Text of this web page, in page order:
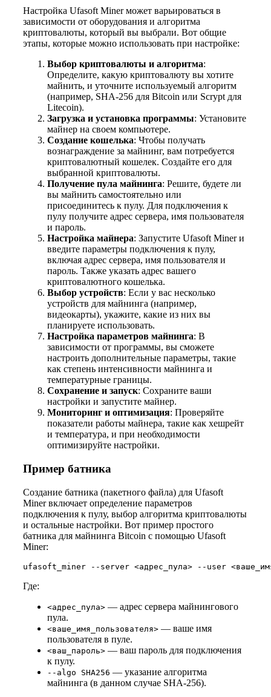
Настройка Ufasoft Miner может варьироваться в
зависимости от оборудования и алгоритма
криптовалюты, который вы выбрали. Вот общие
этапы, которые можно использовать при настройке:
Выбор криптовалюты и алгоритма:
Определите, какую криптовалюту вы хотите
майнить, и уточните используемый алгоритм
(например, SHA-256 для Bitcoin или Scrypt для
Litecoin).
Загрузка и установка программы: Установите
майнер на своем компьютере.
Создание кошелька: Чтобы получать
вознаграждение за майнинг, вам потребуется
криптовалютный кошелек. Создайте его для
выбранной криптовалюты.
Получение пула майнинга: Решите, будете ли
вы майнить самостоятельно или
присоединитесь к пулу. Для подключения к
пулу получите адрес сервера, имя пользователя
и пароль.
Настройка майнера: Запустите Ufasoft Miner и
введите параметры подключения к пулу,
включая адрес сервера, имя пользователя и
пароль. Также указать адрес вашего
криптовалютного кошелька.
Выбор устройств: Если у вас несколько
устройств для майнинга (например,
видеокарты), укажите, какие из них вы
планируете использовать.
Настройка параметров майнинга: В
зависимости от программы, вы сможете
настроить дополнительные параметры, такие
как степень интенсивности майнинга и
температурные границы.
Сохранение и запуск: Сохраните ваши
настройки и запустите майнер.
Мониторинг и оптимизация: Проверяйте
показатели работы майнера, такие как хешрейт
и температура, и при необходимости
оптимизируйте настройки.
Пример батника
Создание батника (пакетного файла) для Ufasoft
Miner включает определение параметров
подключения к пулу, выбор алгоритма криптовалюты
и остальные настройки. Вот пример простого
батника для майнинга Bitcoin с помощью Ufasoft
Miner:
ufasoft_miner --server <адрес_пула> --user
Где:
<адрес_пула> — адрес сервера майнингового
пула.
<ваше_имя_пользователя> — ваше имя
пользователя в пуле.
<ваш_пароль> — ваш пароль для подключения
к пулу.
--algo SHA256 — указание алгоритма
майнинга (в данном случае SHA-256).